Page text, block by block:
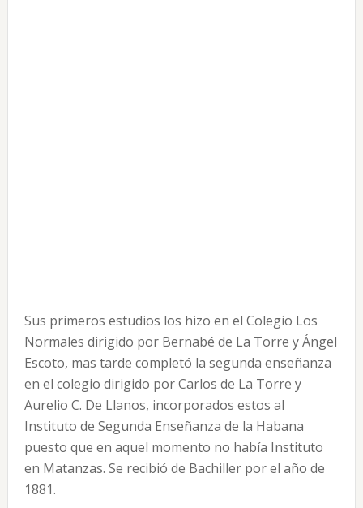
Sus primeros estudios los hizo en el Colegio Los
Normales dirigido por Bernabé de La Torre y Ángel
Escoto, mas tarde completó la segunda enseñanza
en el colegio dirigido por Carlos de La Torre y
Aurelio C. De Llanos, incorporados estos al
Instituto de Segunda Enseñanza de la Habana
puesto que en aquel momento no había Instituto
en Matanzas. Se recibió de Bachiller por el año de
1881.